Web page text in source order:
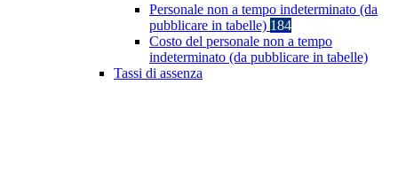
Personale non a tempo indeterminato (da
pubblicare in tabelle) 184
Costo del personale non a tempo
indeterminato (da pubblicare in tabelle)
Tassi di assenza